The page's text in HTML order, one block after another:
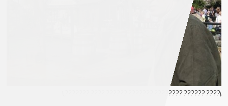
[???? ?????? ???????? ??????? ?????? ???? ???????]